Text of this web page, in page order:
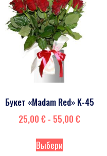
Букет «Madam Red» K-45
25,00 € - 55,00 €
Выбери